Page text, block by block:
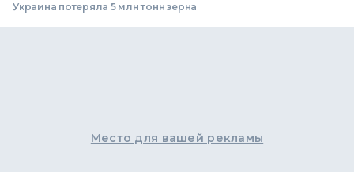
Украина потеряла 5 млн тонн зерна
Место для вашей рекламы